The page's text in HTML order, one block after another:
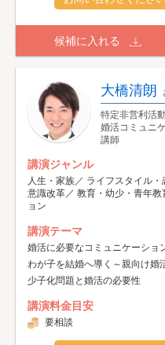
候補に入れる
大橋清朗
特定非営利活
婚活コミュニ
講師
講演ジャンル
人生・家族／ ライフスタイル
意識改革／ 教育・幼少・青年
ョン
講演テーマ
婚活に必要なコミュニケーショ
わが子を結婚へ導く～親向け婚
少子化問題と婚活の必要性
講演料金目安
要相談